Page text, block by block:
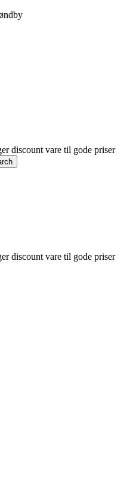
discount vare til gode priser
discount vare til gode priser